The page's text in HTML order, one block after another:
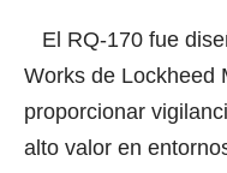
El RQ-170 fue
Works de Lockheed
proporcionar
alto valor en